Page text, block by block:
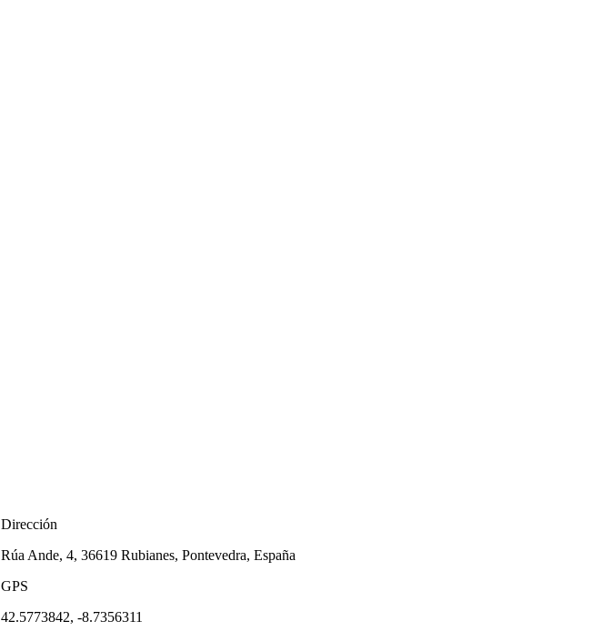
Dirección
Rúa Ande, 4, 36619 Rubianes, Pontevedra, España
GPS
42.5773842, -8.7356311